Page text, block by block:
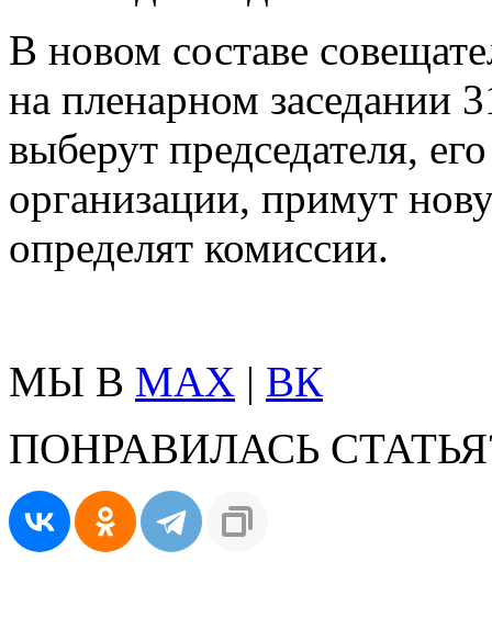
В новом составе
на пленарном заседании
выберут председателя,
организации, примут
определят комиссии.
МЫ В MAX | ВК
ПОНРАВИЛАСЬ